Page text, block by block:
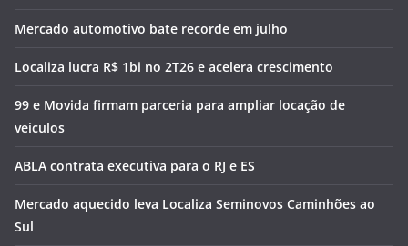
Mercado automotivo bate recorde em julho
Localiza lucra R$ 1bi no 2T26 e acelera crescimento
99 e Movida firmam parceria para ampliar locação de
veículos
ABLA contrata executiva para o RJ e ES
Mercado aquecido leva Localiza Seminovos Caminhões ao
Sul